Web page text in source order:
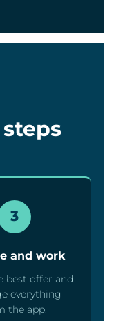
3
and work
best offer and
everything
the app.